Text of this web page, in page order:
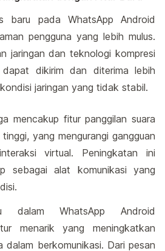
baru pada WhatsApp Android
pengguna yang lebih mulus.
jaringan dan teknologi kompresi
dikirim dan diterima lebih
jaringan yang tidak stabil.
mencakup fitur panggilan suara
yang mengurangi gangguan
virtual. Peningkatan ini
sebagai alat komunikasi yang
dalam WhatsApp Android
menarik yang meningkatkan
dalam berkomunikasi. Dari pesan